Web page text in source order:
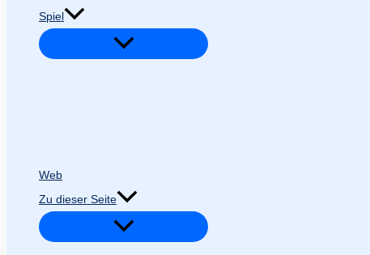
Spiel
Web
Zu dieser Seite